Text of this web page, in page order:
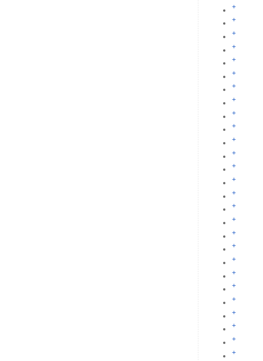
+
+
+
+
+
+
+
+
+
+
+
+
+
+
+
+
+
+
+
+
+
+
+
+
+
+
+